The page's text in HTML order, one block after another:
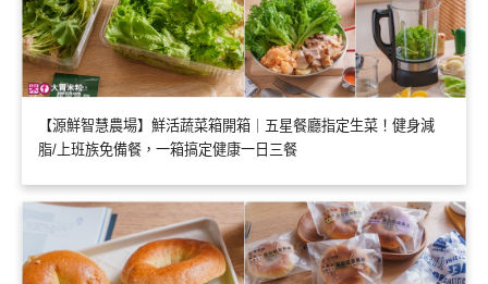
【源鮮智慧農場】鮮活蔬菜箱開箱｜五星餐廳指定生菜！健身減
脂/上班族免備餐，一箱搞定健康一日三餐